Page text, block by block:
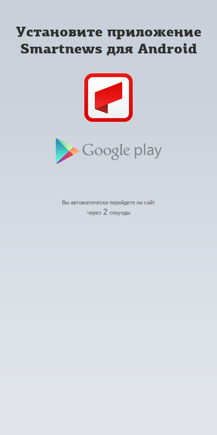
Установите приложение
Smartnews для Android
Вы автоматически перейдете на сайт
через 2 секунды